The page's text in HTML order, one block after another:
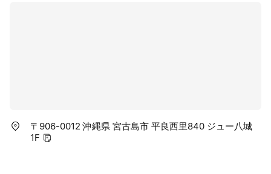
〒906-0012 沖縄県 宮古島市 平良西里840 ジュー八城
1F